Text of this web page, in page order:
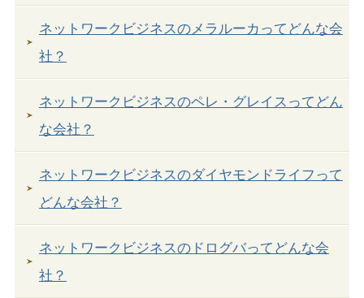
ネットワークビジネスのメラルーカってどんな会
社？
ネットワークビジネスのペレ・グレイスってどん
な会社？
ネットワークビジネスのダイヤモンドライフって
どんな会社？
ネットワークビジネスのドログバってどんな会
社？